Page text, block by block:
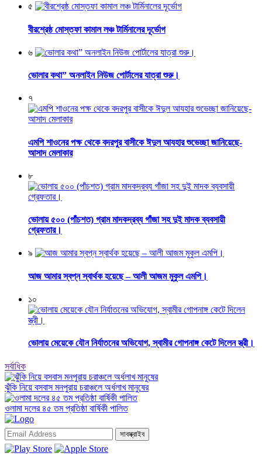
৫
বীরশ্রেষ্ঠ মোস্তফা কামাল লঞ্চ টার্মিনালের দূর্ভোগ
৬
ভোলার কথা” অনলাইন নিউজ পোর্টালের যাত্রা শুরু।
৭
এমপি শাওনের পক্ষ থেকে বদরপুর বাসীকে ঈদুল আযহার শুভেচ্ছা জানিয়েছে-
আসাদ মেলাকার
৮
ভোলায় ৫০০ (পাঁচশত) গ্রাম মাদকদ্রব্য গাঁজা সহ দুই মাদক ব্যবসায়ী
গ্রেফতার।
৯
আজ আমার স্বপ্ন স্বার্থক হয়েছে – আলী আজম মুকুল এমপি।
১০
ভোলায় মেয়েকে যৌন নির্যাতনের অভিযোগ, স্বামীর গোপনাঙ্গ কেটে দিলেন স্ত্রী।
সর্বাধিক
ঝুঁকি নিয়ে বসবাস মনপুরায় চরাঞ্চলে অর্ধলাখ মানুষের
ওলামা দলের ৪৫ তম প্রতিষ্ঠা বার্ষিকী পালিত
সাবস্ক্রাইব